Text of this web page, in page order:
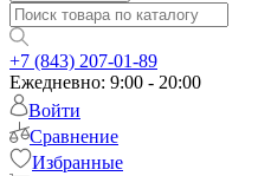
+7 (843) 207-01-89
Ежедневно: 9:00 - 20:00
Войти
Сравнение
Избранные